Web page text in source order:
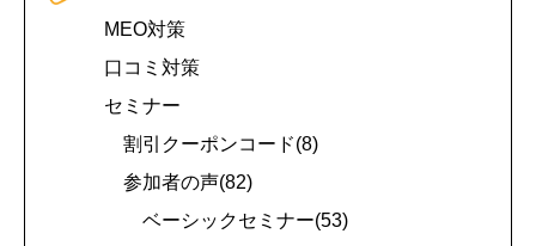
MEO対策
口コミ対策
セミナー
割引クーポンコード(8)
参加者の声(82)
ベーシックセミナー(53)